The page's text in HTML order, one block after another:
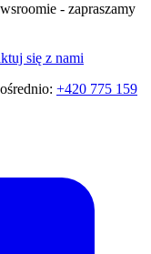
- zapraszamy
się z nami
+420 775 159